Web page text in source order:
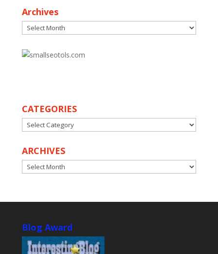
Archives
Archives
CATEGORIES
CATEGORIES
ARCHIVES
ARCHIVES
Blog Award